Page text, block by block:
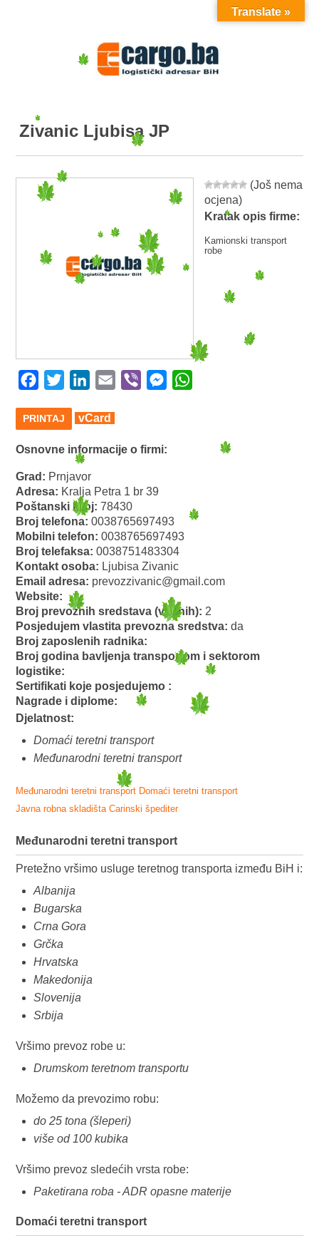
MENU
Zivanic Ljubisa JP
(Još nema
ocjena)
Kratak opis firme:
Kamionski transport
robe
Facebook
Twitter LinkedIn
Email Viber Messenger
PRINTAJ vCard
Osnovne informacije o firmi:
Grad: Prnjavor
Adresa: Kralja Petra 1 br 39
Poštanski broj:78430
Broj telefona:0038765697493
Mobilni telefon:0038765697493
Broj telefaksa:0038751483304
Kontakt osoba: Ljubisa Zivanic
Email adresa: prevozzivanic@gmail.com
Website:
Broj prevoznih sredstava (vučnih): 2
Posjedujem vlastita prevozna sredstva:da
Broj zaposlenih radnika:
Broj godina bavljenja transportom i sektorom
logistike:
Sertifikati koje posjedujemo :
Nagrade i diplome:
Djelatnost:
Domaći teretni transport
Međunarodni teretni transport
Međunarodni teretni transport Domaći teretni transport
Javna robna skladišta Carinski špediter
Međunarodni teretni transport
Pretežno vršimo usluge teretnog transporta između BiH i:
Albanija
Bugarska
Crna Gora
Grčka
Hrvatska
Makedonija
Slovenija
Srbija
Vršimo prevoz robe u:
Drumskom teretnom transportu
Možemo da prevozimo robu:
do 25 tona (šleperi)
više od 100 kubika
Vršimo prevoz sledećih vrsta robe:
Paketirana roba - ADR opasne materije
Domaći teretni transport
Translate »